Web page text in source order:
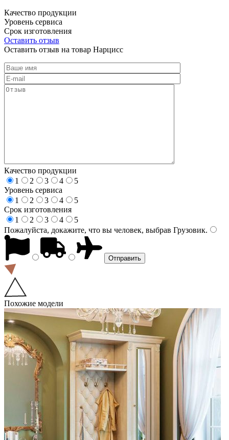
Качество продукции
Уровень сервиса
Срок изготовления
Оставить отзыв
Оставить отзыв на товар Нарцисс
Качество продукции
1
2 3 4
5
Уровень сервиса
1
2 3 4
5
Срок изготовления
1
2 3 4
5
Пожалуйста, докажите, что вы человек, выбрав Грузовик.
Похожие модели